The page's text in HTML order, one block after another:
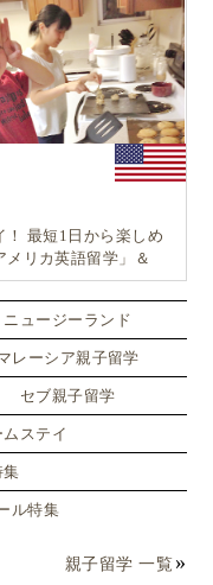
最短1日から楽しめ
リカ英語留学」＆
ニュージーランド
レーシア親子留学
セブ親子留学
ステイ
集
ル特集
親子留学 一覧